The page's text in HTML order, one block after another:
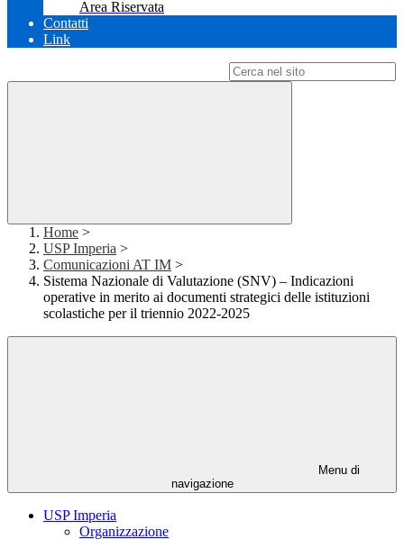
Area Riservata
Contatti
Link
Home >
USP Imperia >
Comunicazioni AT IM >
Sistema Nazionale di Valutazione (SNV) – Indicazioni
operative in merito ai documenti strategici delle istituzioni
scolastiche per il triennio 2022-2025
Menu di
navigazione
USP Imperia
Organizzazione